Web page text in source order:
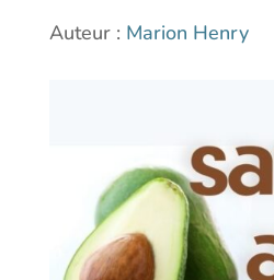
Auteur : Marion Henry